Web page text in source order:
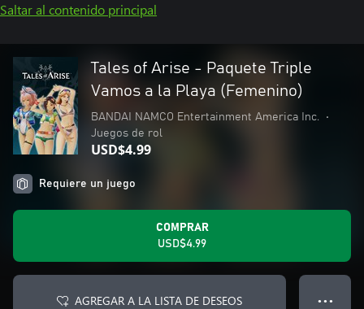
Saltar al contenido principal
Tales of Arise - Paquete Triple
Vamos a la Playa (Femenino)
BANDAI NAMCO Entertainment America Inc.
•
Juegos de rol
USD$4.99
Requiere un juego
COMPRAR
USD$4.99
AGREGAR A LA LISTA DE DESEOS ● ● ●